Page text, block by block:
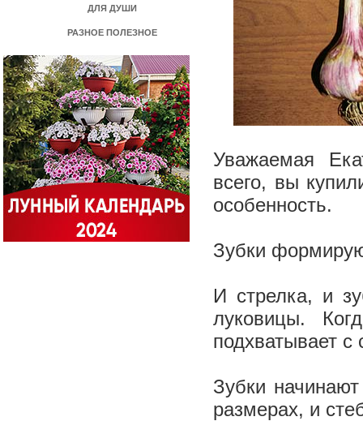
ДЛЯ ДУШИ
РАЗНОЕ ПОЛЕЗНОЕ
Уважаемая
всего, вы
особенность.
Зубки
И стрелка, и
луковицы.
подхватывает с
Зубки
размерах, и